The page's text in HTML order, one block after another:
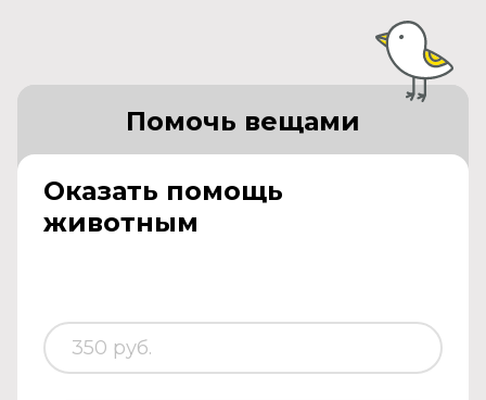
Оказать помощь
животным
Помочь вещами